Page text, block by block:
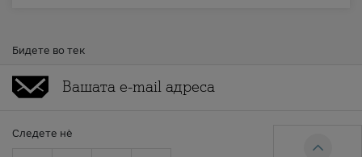
Бидете во тек
Следете нè